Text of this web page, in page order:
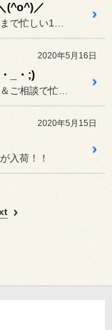
(^o^)／
2020年5月16日
_・;)
2020年5月15日
入荷！！